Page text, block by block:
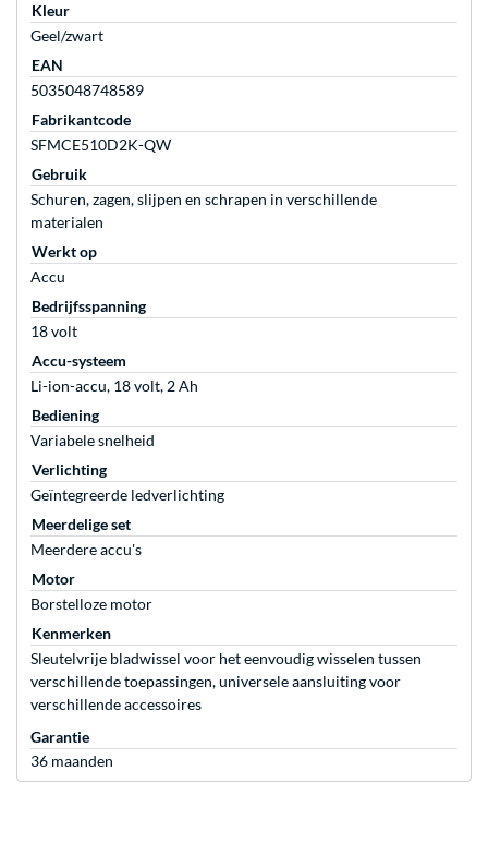
Kleur
Geel/zwart
EAN
5035048748589
Fabrikantcode
SFMCE510D2K-QW
Gebruik
Schuren, zagen, slijpen en schrapen in verschillende
materialen
Werkt op
Accu
Bedrijfsspanning
18 volt
Accu-systeem
Li-ion-accu, 18 volt, 2 Ah
Bediening
Variabele snelheid
Verlichting
Geïntegreerde ledverlichting
Meerdelige set
Meerdere accu's
Motor
Borstelloze motor
Kenmerken
Sleutelvrije bladwissel voor het eenvoudig wisselen tussen
verschillende toepassingen, universele aansluiting voor
verschillende accessoires
Garantie
36 maanden